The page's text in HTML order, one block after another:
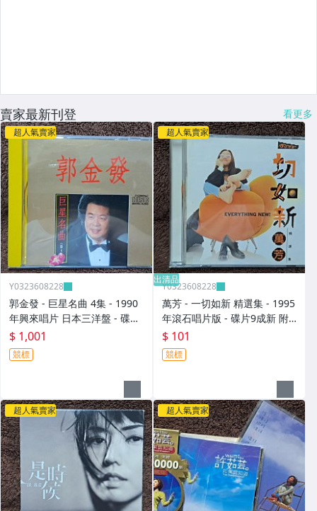
賣家最新刊登 看更多
超人氣賣家
Y0323608228
郭金發 - 巨星名曲 4集 - 1990
年興來唱片 日本三洋盤 - 碟片
9成新 無IFPI - 1001元起標 M
2316
$ 1,001
競標
超人氣賣家
出清品
Y0323608228
萬芳 - 一切如新 精選集 - 1995
年滾石唱片版 - 碟片9成新 附
$ 101
競標
超人氣賣家 超人氣賣家